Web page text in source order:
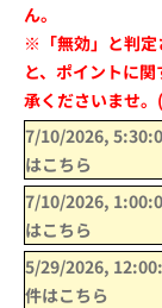
ん。
※「無効」と判定
と、ポイントに
承くださいませ
7/10/2026,
はこちら
7/10/2026,
はこちら
5/29/2026,
件はこちら